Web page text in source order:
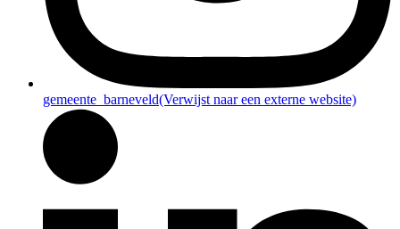
gemeente_barneveld(Verwijst naar een externe website)